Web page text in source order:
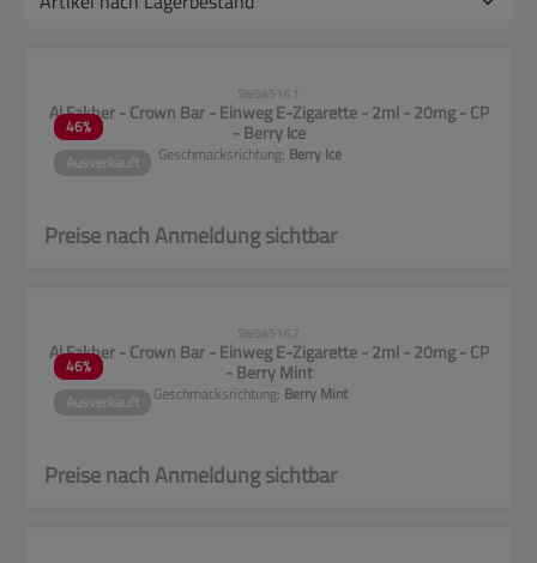
46%
Ausverkauft
SW54516.1
Al Fakher - Crown Bar - Einweg E-Zigarette - 2ml - 20mg - CP
- Berry Ice
Geschmacksrichtung: Berry Ice
Preise nach Anmeldung sichtbar
46%
Ausverkauft
SW54516.2
Al Fakher - Crown Bar - Einweg E-Zigarette - 2ml - 20mg - CP
- Berry Mint
Geschmacksrichtung: Berry Mint
Preise nach Anmeldung sichtbar